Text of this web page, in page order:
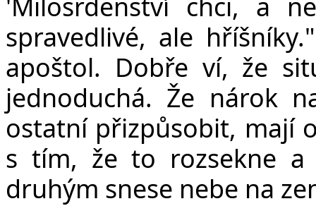
spravedlivé, ale
apoštol. Dobře ví, že
jednoduchá. Že nárok
ostatní přizpůsobit, mají
s tím, že to rozsekne
druhým snese nebe na